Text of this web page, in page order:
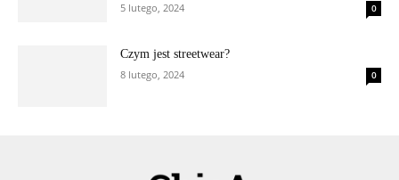
5 lutego, 2024
0
Czym jest streetwear?
8 lutego, 2024
0